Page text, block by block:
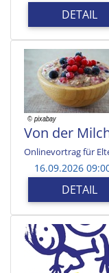
DETAIL
Von der
Onlinevortrag für
16.09.2026
DETAIL